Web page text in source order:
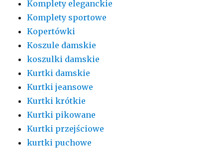
Komplety eleganckie
Komplety sportowe
Kopertówki
Koszule damskie
koszulki damskie
Kurtki damskie
Kurtki jeansowe
Kurtki krótkie
Kurtki pikowane
Kurtki przejściowe
kurtki puchowe